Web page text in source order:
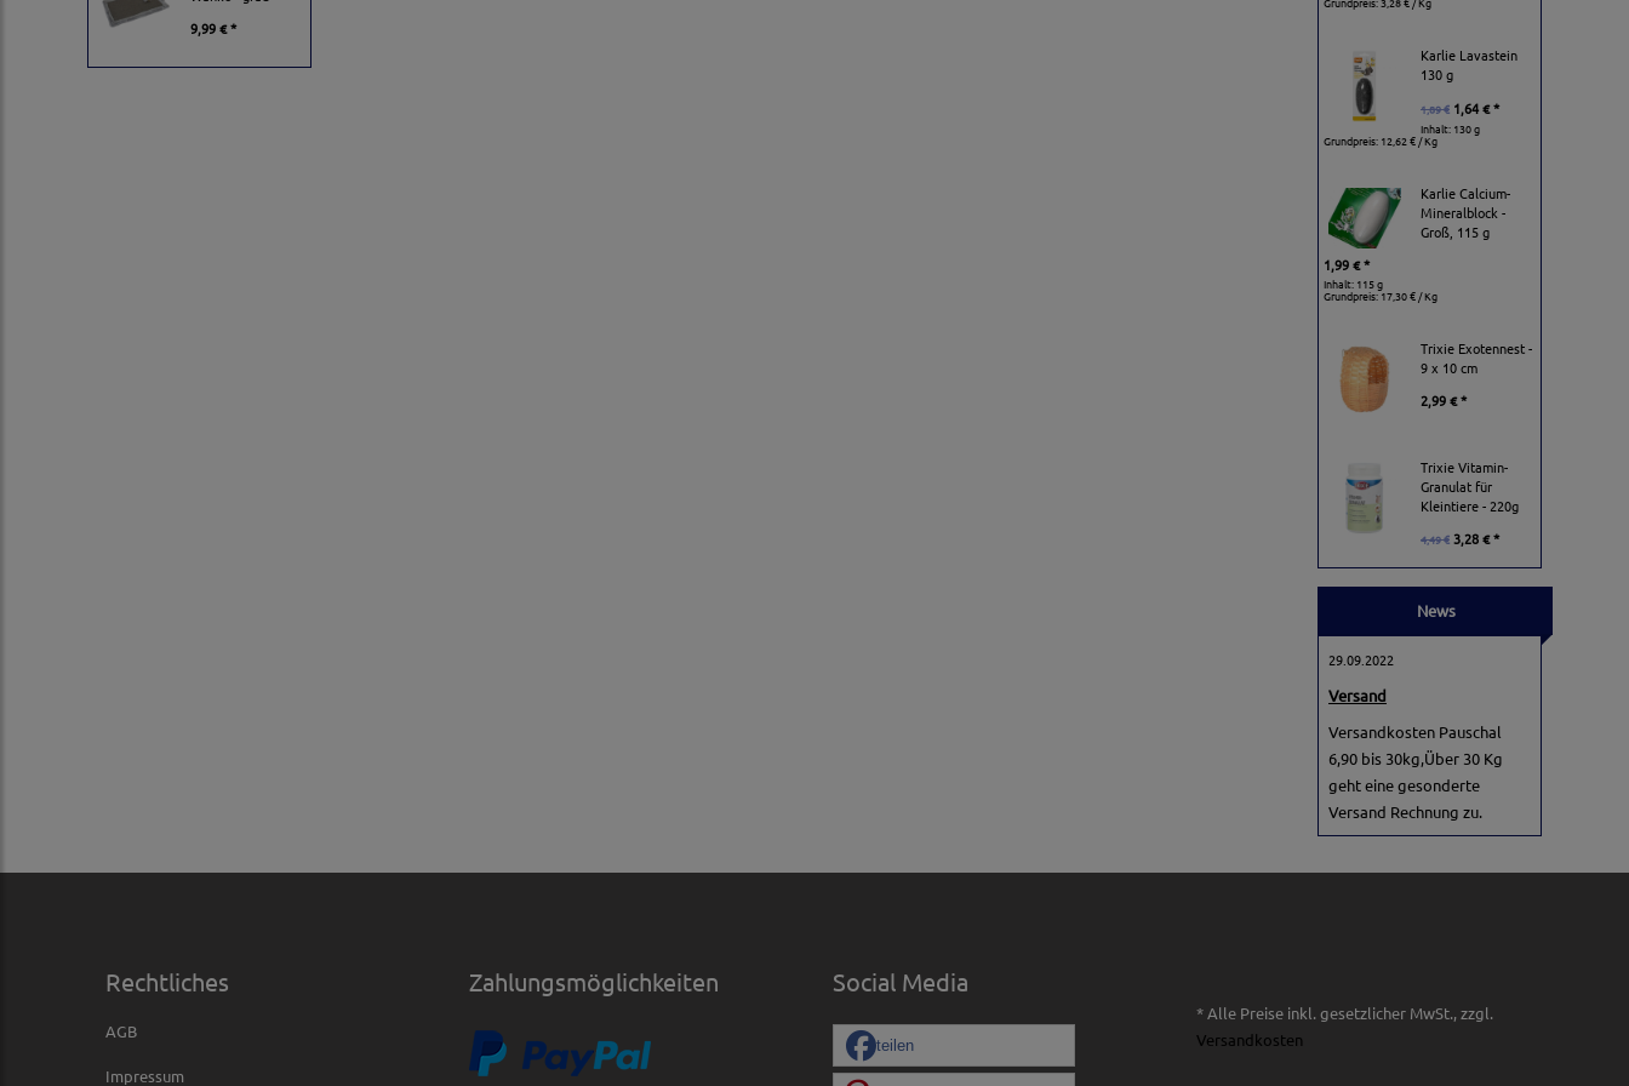
9,99 € *
Karlie Lavastein
130 g
1,89 € 1,64 € *
Inhalt: 130 g
Grundpreis: 12,62 € / Kg
Karlie Calcium-
Mineralblock -
Groß, 115 g
1,99 € *
Inhalt: 115 g
Grundpreis:17,30 € / Kg
Trixie Exotennest -
9 x 10 cm
2,99 € *
Trixie Vitamin-
Granulat für
Kleintiere - 220g
4,49 € 3,28 € *
News
29.09.2022
Versand
Versandkosten Pauschal
6,90 bis 30kg,Über 30 Kg
geht eine gesonderte
Versand Rechnung zu.
Rechtliches
AGB
Impressum
Zahlungsmöglichkeiten Social Media
teilen
* Alle Preise inkl. gesetzlicher MwSt., zzgl.
Versandkosten